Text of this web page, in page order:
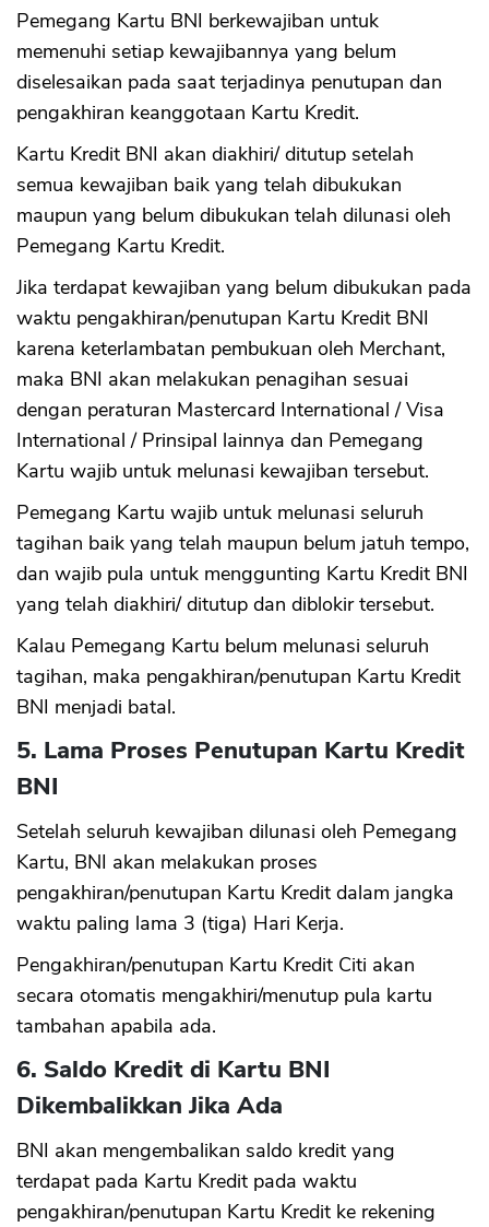
Pemegang Kartu BNI berkewajiban untuk
memenuhi setiap kewajibannya yang belum
diselesaikan pada saat terjadinya penutupan dan
pengakhiran keanggotaan Kartu Kredit.
Kartu Kredit BNI akan diakhiri/ ditutup setelah
semua kewajiban baik yang telah dibukukan
maupun yang belum dibukukan telah dilunasi oleh
Pemegang Kartu Kredit.
Jika terdapat kewajiban yang belum dibukukan pada
waktu pengakhiran/penutupan Kartu Kredit BNI
karena keterlambatan pembukuan oleh Merchant,
maka BNI akan melakukan penagihan sesuai
dengan peraturan Mastercard International / Visa
International / Prinsipal lainnya dan Pemegang
Kartu wajib untuk melunasi kewajiban tersebut.
Pemegang Kartu wajib untuk melunasi seluruh
tagihan baik yang telah maupun belum jatuh tempo,
dan wajib pula untuk menggunting Kartu Kredit BNI
yang telah diakhiri/ ditutup dan diblokir tersebut.
Kalau Pemegang Kartu belum melunasi seluruh
tagihan, maka pengakhiran/penutupan Kartu Kredit
BNI menjadi batal.
5. Lama Proses Penutupan Kartu Kredit
BNI
Setelah seluruh kewajiban dilunasi oleh Pemegang
Kartu, BNI akan melakukan proses
pengakhiran/penutupan Kartu Kredit dalam jangka
waktu paling lama 3 (tiga) Hari Kerja.
Pengakhiran/penutupan Kartu Kredit Citi akan
secara otomatis mengakhiri/menutup pula kartu
tambahan apabila ada.
6. Saldo Kredit di Kartu BNI
Dikembalikkan Jika Ada
BNI akan mengembalikan saldo kredit yang
terdapat pada Kartu Kredit pada waktu
pengakhiran/penutupan Kartu Kredit ke rekening